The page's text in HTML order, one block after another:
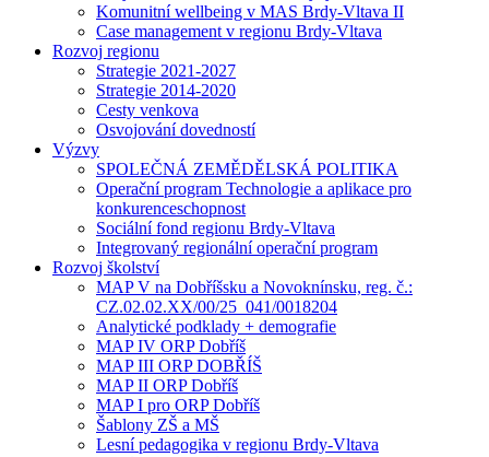
Komunitní wellbeing v MAS Brdy-Vltava II
Case management v regionu Brdy-Vltava
Rozvoj regionu
Strategie 2021-2027
Strategie 2014-2020
Cesty venkova
Osvojování dovedností
Výzvy
SPOLEČNÁ ZEMĚDĚLSKÁ POLITIKA
Operační program Technologie a aplikace pro
konkurenceschopnost
Sociální fond regionu Brdy-Vltava
Integrovaný regionální operační program
Rozvoj školství
MAP V na Dobříšsku a Novoknínsku, reg. č.:
CZ.02.02.XX/00/25_041/0018204
Analytické podklady + demografie
MAP IV ORP Dobříš
MAP III ORP DOBŘÍŠ
MAP II ORP Dobříš
MAP I pro ORP Dobříš
Šablony ZŠ a MŠ
Lesní pedagogika v regionu Brdy-Vltava